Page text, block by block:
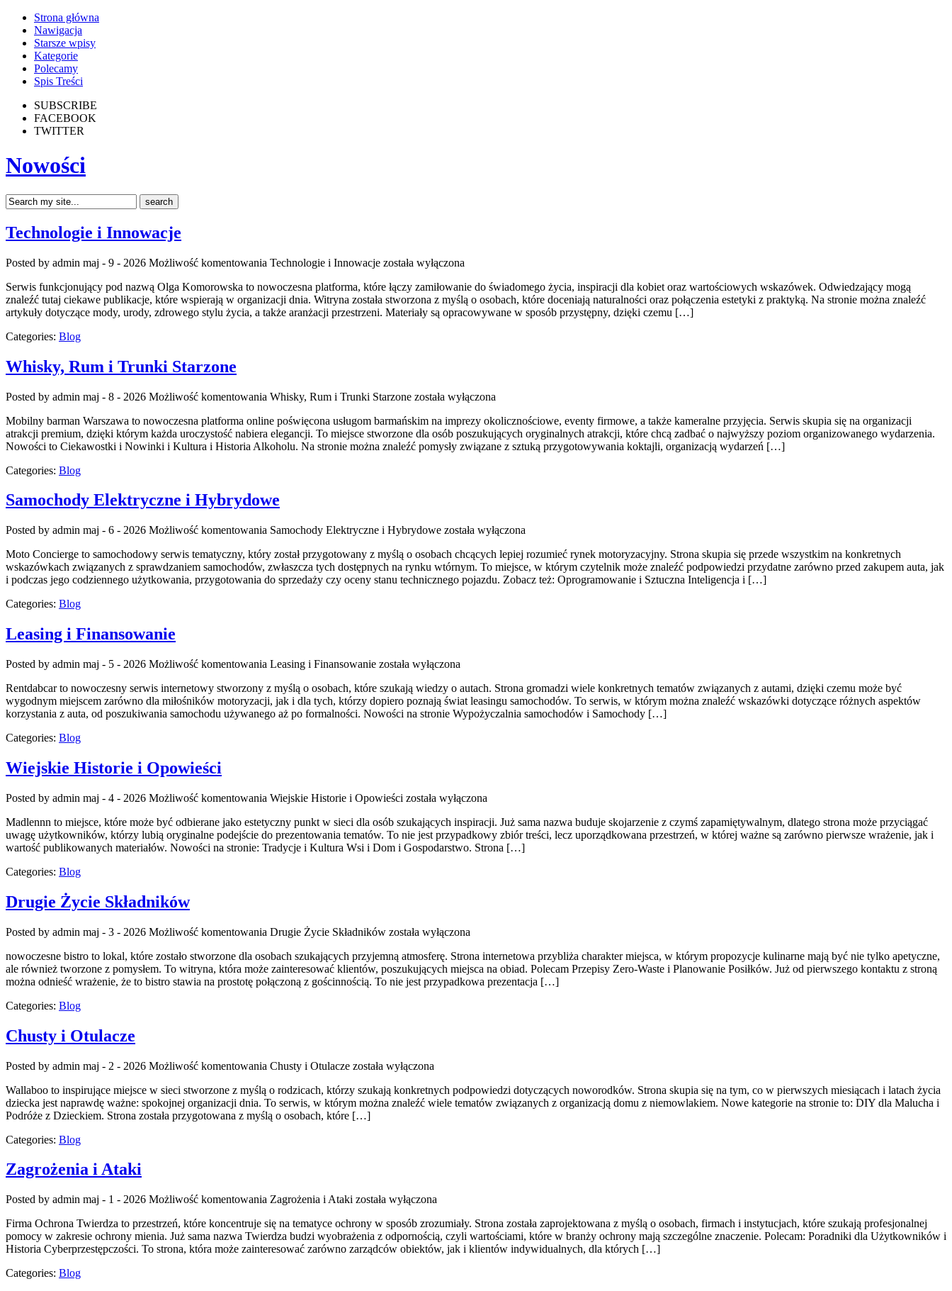
Strona główna
Nawigacja
Starsze wpisy
Kategorie
Polecamy
Spis Treści
SUBSCRIBE
FACEBOOK
TWITTER
Nowości
Technologie i Innowacje
Posted by admin maj - 9 - 2026 Możliwość komentowania Technologie i Innowacje została wyłączona
Serwis funkcjonujący pod nazwą Olga Komorowska to nowoczesna platforma, które łączy zamiłowanie do świadomego życia, inspiracji dla kobiet oraz wartościowych wskazówek. Odwiedzający mogą
znaleźć tutaj ciekawe publikacje, które wspierają w organizacji dnia. Witryna została stworzona z myślą o osobach, które doceniają naturalności oraz połączenia estetyki z praktyką. Na stronie można znaleźć
artykuły dotyczące mody, urody, zdrowego stylu życia, a także aranżacji przestrzeni. Materiały są opracowywane w sposób przystępny, dzięki czemu […]
Categories: Blog
Whisky, Rum i Trunki Starzone
Posted by admin maj - 8 - 2026 Możliwość komentowania Whisky, Rum i Trunki Starzone została wyłączona
Mobilny barman Warszawa to nowoczesna platforma online poświęcona usługom barmańskim na imprezy okolicznościowe, eventy firmowe, a także kameralne przyjęcia. Serwis skupia się na organizacji
atrakcji premium, dzięki którym każda uroczystość nabiera elegancji. To miejsce stworzone dla osób poszukujących oryginalnych atrakcji, które chcą zadbać o najwyższy poziom organizowanego wydarzenia.
Nowości to Ciekawostki i Nowinki i Kultura i Historia Alkoholu. Na stronie można znaleźć pomysły związane z sztuką przygotowywania koktajli, organizacją wydarzeń […]
Categories: Blog
Samochody Elektryczne i Hybrydowe
Posted by admin maj - 6 - 2026 Możliwość komentowania Samochody Elektryczne i Hybrydowe została wyłączona
Moto Concierge to samochodowy serwis tematyczny, który został przygotowany z myślą o osobach chcących lepiej rozumieć rynek motoryzacyjny. Strona skupia się przede wszystkim na konkretnych
wskazówkach związanych z sprawdzaniem samochodów, zwłaszcza tych dostępnych na rynku wtórnym. To miejsce, w którym czytelnik może znaleźć podpowiedzi przydatne zarówno przed zakupem auta, jak
i podczas jego codziennego użytkowania, przygotowania do sprzedaży czy oceny stanu technicznego pojazdu. Zobacz też: Oprogramowanie i Sztuczna Inteligencja i […]
Categories: Blog
Leasing i Finansowanie
Posted by admin maj - 5 - 2026 Możliwość komentowania Leasing i Finansowanie została wyłączona
Rentdabcar to nowoczesny serwis internetowy stworzony z myślą o osobach, które szukają wiedzy o autach. Strona gromadzi wiele konkretnych tematów związanych z autami, dzięki czemu może być
wygodnym miejscem zarówno dla miłośników motoryzacji, jak i dla tych, którzy dopiero poznają świat leasingu samochodów. To serwis, w którym można znaleźć wskazówki dotyczące różnych aspektów
korzystania z auta, od poszukiwania samochodu używanego aż po formalności. Nowości na stronie Wypożyczalnia samochodów i Samochody […]
Categories: Blog
Wiejskie Historie i Opowieści
Posted by admin maj - 4 - 2026 Możliwość komentowania Wiejskie Historie i Opowieści została wyłączona
Madlennn to miejsce, które może być odbierane jako estetyczny punkt w sieci dla osób szukających inspiracji. Już sama nazwa buduje skojarzenie z czymś zapamiętywalnym, dlatego strona może przyciągać
uwagę użytkowników, którzy lubią oryginalne podejście do prezentowania tematów. To nie jest przypadkowy zbiór treści, lecz uporządkowana przestrzeń, w której ważne są zarówno pierwsze wrażenie, jak i
wartość publikowanych materiałów. Nowości na stronie: Tradycje i Kultura Wsi i Dom i Gospodarstwo. Strona […]
Categories: Blog
Drugie Życie Składników
Posted by admin maj - 3 - 2026 Możliwość komentowania Drugie Życie Składników została wyłączona
nowoczesne bistro to lokal, które zostało stworzone dla osobach szukających przyjemną atmosferę. Strona internetowa przybliża charakter miejsca, w którym propozycje kulinarne mają być nie tylko apetyczne,
ale również tworzone z pomysłem. To witryna, która może zainteresować klientów, poszukujących miejsca na obiad. Polecam Przepisy Zero-Waste i Planowanie Posiłków. Już od pierwszego kontaktu z stroną
można odnieść wrażenie, że to bistro stawia na prostotę połączoną z gościnnością. To nie jest przypadkowa prezentacja […]
Categories: Blog
Chusty i Otulacze
Posted by admin maj - 2 - 2026 Możliwość komentowania Chusty i Otulacze została wyłączona
Wallaboo to inspirujące miejsce w sieci stworzone z myślą o rodzicach, którzy szukają konkretnych podpowiedzi dotyczących noworodków. Strona skupia się na tym, co w pierwszych miesiącach i latach życia
dziecka jest naprawdę ważne: spokojnej organizacji dnia. To serwis, w którym można znaleźć wiele tematów związanych z organizacją domu z niemowlakiem. Nowe kategorie na stronie to: DIY dla Malucha i
Podróże z Dzieckiem. Strona została przygotowana z myślą o osobach, które […]
Categories: Blog
Zagrożenia i Ataki
Posted by admin maj - 1 - 2026 Możliwość komentowania Zagrożenia i Ataki została wyłączona
Firma Ochrona Twierdza to przestrzeń, które koncentruje się na tematyce ochrony w sposób zrozumiały. Strona została zaprojektowana z myślą o osobach, firmach i instytucjach, które szukają profesjonalnej
pomocy w zakresie ochrony mienia. Już sama nazwa Twierdza budzi wyobrażenia z odpornością, czyli wartościami, które w branży ochrony mają szczególne znaczenie. Polecam: Poradniki dla Użytkowników i
Historia Cyberprzestępczości. To strona, która może zainteresować zarówno zarządców obiektów, jak i klientów indywidualnych, dla których […]
Categories: Blog